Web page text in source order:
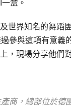
盒。
世界知名的舞蹈
參與這項有意義
，現場分享他們
商，總部位於德